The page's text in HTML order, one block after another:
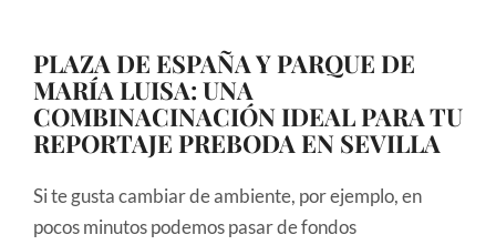
PLAZA DE ESPAÑA Y PARQUE DE
MARÍA LUISA: UNA
COMBINACINACIÓN IDEAL PARA TU
REPORTAJE PREBODA EN SEVILLA
Si te gusta cambiar de ambiente, por ejemplo, en
pocos minutos podemos pasar de fondos